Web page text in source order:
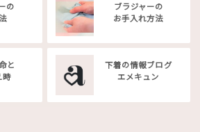
の
ブラジャーの
お手入れ方法
と
時
下着の情報ブログ
エメキュン